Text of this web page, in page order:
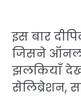
इस बार
जिसने
झलकियाँ
सेलिब्रेशन,